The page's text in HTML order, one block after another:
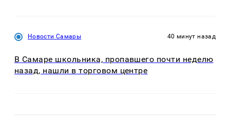
Новости Самары 40 минут назад
В Самаре школьника, пропавшего почти неделю
назад, нашли в торговом центре